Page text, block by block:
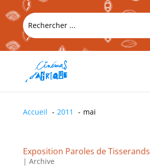
Accueil 2011 mai
Exposition Paroles de Tisserands
| Archive